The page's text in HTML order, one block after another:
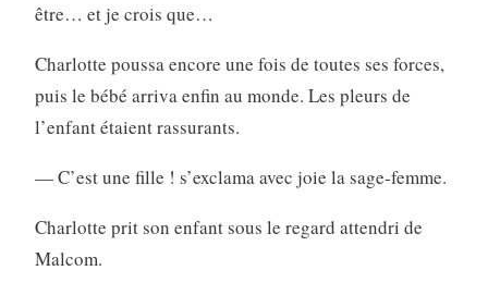
être… et je crois que…
Charlotte poussa encore une fois de toutes ses forces,
puis le bébé arriva enfin au monde. Les pleurs de
l’enfant étaient rassurants.
— C’est une fille ! s’exclama avec joie la sage-femme.
Charlotte prit son enfant sous le regard attendri de
Malcom.